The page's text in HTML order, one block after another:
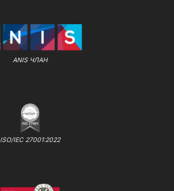
ANIS ЧЛАН
ISO/IEC 27001:2022